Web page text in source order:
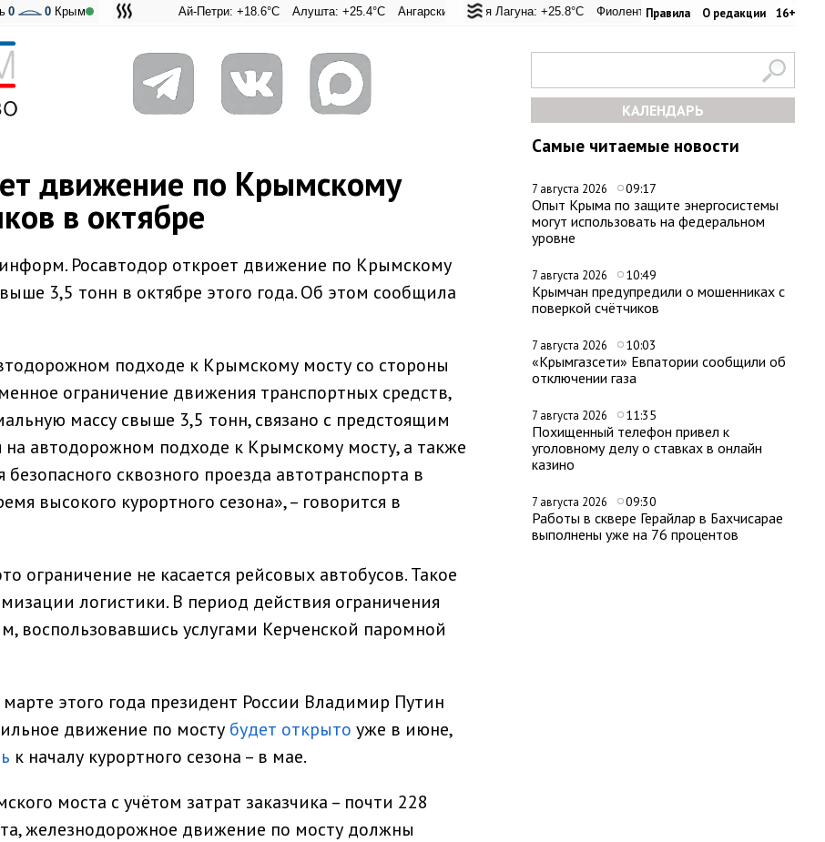
Правила О редакции 16+
Адмиральская Лагуна: +25.8°C Фиолент: +26.4°C Казачья бухта: +26.2°C
Ай-Петри: +18.6°C Алушта: +25.4°C Ангарский перевал: +20.6°C Евпатория: +26.2°C Керчь: +33.4°C Никитский сад:
0 0 Крым
КАЛЕНДАРЬ
Самые читаемые новости
7 августа 2026 09:17
Опыт Крыма по защите энергосистемы
могут использовать на федеральном
уровне
7 августа 2026 10:49
Крымчан предупредили о мошенниках с
поверкой счётчиков
7 августа 2026 10:03
«Крымгазсети» Евпатории сообщили об
отключении газа
7 августа 2026 11:35
Похищенный телефон привел к
уголовному делу о ставках в онлайн
казино
7 августа 2026 09:30
Работы в сквере Герайлар в Бахчисарае
выполнены уже на 76 процентов
движение по Крымскому
в октябре
Росавтодор откроет движение по Крымскому
3,5 тонн в октябре этого года. Об этом сообщила
подходе к Крымскому мосту со стороны
ограничение движения транспортных средств,
массу свыше 3,5 тонн, связано с предстоящим
автодорожном подходе к Крымскому мосту, а также
сквозного проезда автотранспорта в
высокого курортного сезона», – говорится в
ограничение не касается рейсовых автобусов. Такое
логистики. В период действия ограничения
воспользовавшись услугами Керченской паромной
этого года президент России Владимир Путин
движение по мосту будет открыто уже в июне,
к началу курортного сезона – в мае.
моста с учётом затрат заказчика – почти 228
железнодорожное движение по мосту должны